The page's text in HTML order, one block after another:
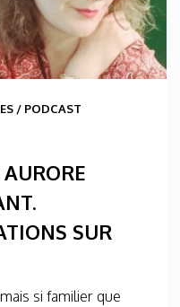
/ PODCAST
SUR
si familier que